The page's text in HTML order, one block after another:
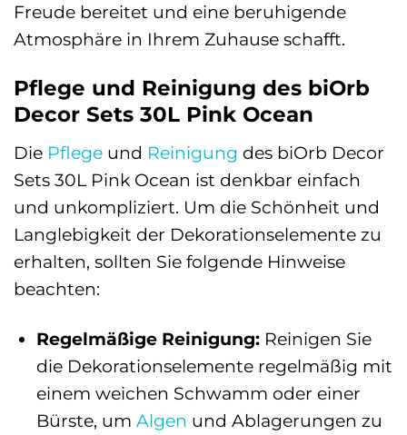
Freude bereitet und eine beruhigende
Atmosphäre in Ihrem Zuhause schafft.
Pflege und Reinigung des biOrb
Decor Sets 30L Pink Ocean
Die Pflege und Reinigung des biOrb Decor
Sets 30L Pink Ocean ist denkbar einfach
und unkompliziert. Um die Schönheit und
Langlebigkeit der Dekorationselemente zu
erhalten, sollten Sie folgende Hinweise
beachten:
Regelmäßige Reinigung:Reinigen Sie
die Dekorationselemente regelmäßig mit
einem weichen Schwamm oder einer
Bürste, um Algen und Ablagerungen zu